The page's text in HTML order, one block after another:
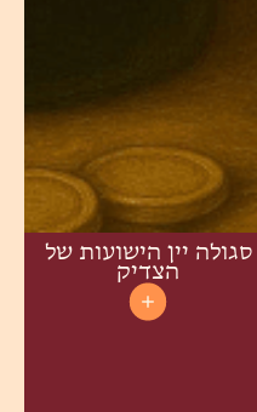
סגולה יין הישועות של
הצדיק